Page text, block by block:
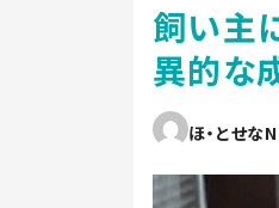
飼い主
異的な
ほ・とせな